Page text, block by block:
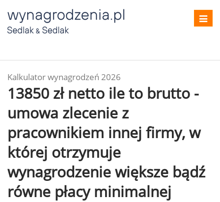
Kalkulator wynagrodzeń 2026
13850 zł netto ile to brutto -
umowa zlecenie z
pracownikiem innej firmy, w
której otrzymuje
wynagrodzenie większe bądź
równe płacy minimalnej